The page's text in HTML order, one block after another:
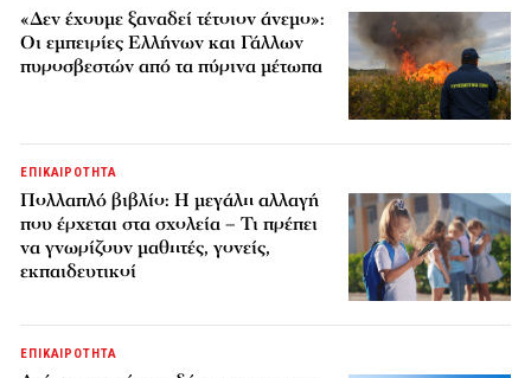
«Δεν έχουμε ξαναδεί τέτοιον άνεμο»:
Οι εμπειρίες Ελλήνων και Γάλλων
πυροσβεστών από τα πύρινα μέτωπα
ΕΠΙΚΑΙΡΟΤΗΤΑ
Πολλαπλό βιβλίο: Η μεγάλη αλλαγή
που έρχεται στα σχολεία – Τι πρέπει
να γνωρίζουν μαθητές, γονείς,
εκπαιδευτικοί
ΕΠΙΚΑΙΡΟΤΗΤΑ